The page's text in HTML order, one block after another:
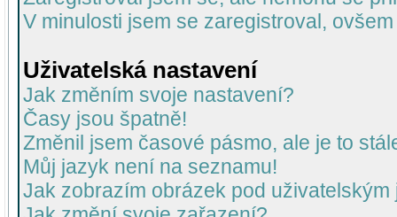
V minulosti jsem se zaregistroval,
Uživatelská nastavení
Jak změním svoje nastavení?
Časy jsou špatně!
Změnil jsem časové pásmo, ale je to
Můj jazyk není na seznamu!
Jak zobrazím obrázek pod uživatelským